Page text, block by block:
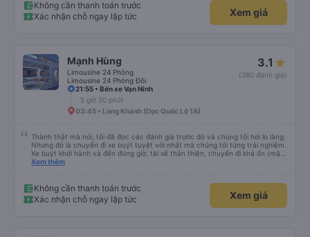
Không cần thanh toán trước
Xác nhận chỗ ngay lập tức
Xem giá
Mạnh Hùng
Limousine 24 Phòng
Limousine 24 Phòng Đôi
3.1
(380 đánh giá)
21:55 • Bến xe Vạn Ninh
5 giờ 50 phút
03:45 • Long Khánh (Dọc Quốc Lộ 1A)
Thành thật mà nói, tôi đã đọc các đánh giá trước đó và chúng tôi hơi lo lắng.
Nhưng đó là chuyến đi xe buýt tuyệt vời nhất mà chúng tôi từng trải nghiệm.
Xe buýt khởi hành và đến đúng giờ, tài xế thân thiện, chuyến đi khá ổn (mặc
dù vẫn hơi xóc, nhưng đó là đặc trưng của Việt Nam ^^), và chỗ ngồi thoải
Xem thêm
Không cần thanh toán trước
Xác nhận chỗ ngay lập tức
Xem giá